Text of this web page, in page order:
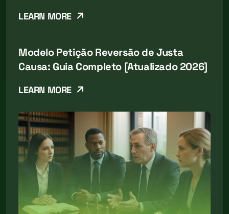
LEARN MORE
Modelo Petição Reversão de Justa
Causa: Guia Completo [Atualizado 2026]
LEARN MORE